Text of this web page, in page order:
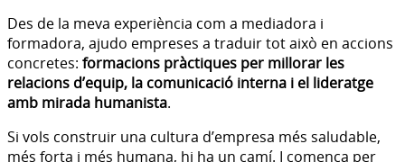
Des de la meva experiència com a mediadora i
formadora, ajudo empreses a traduir tot això en accions
concretes: formacions pràctiques per millorar les
relacions d’equip, la comunicació interna i el lideratge
amb mirada humanista.
Si vols construir una cultura d’empresa més saludable,
més forta i més humana, hi ha un camí. I comença per